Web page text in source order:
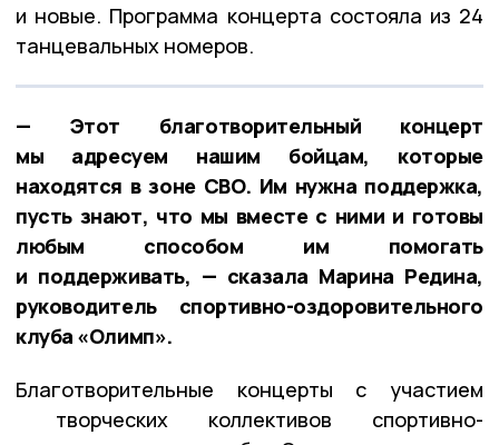
и новые. Программа концерта состояла из 24
танцевальных номеров.
— Этот благотворительный концерт
мы адресуем нашим бойцам, которые
находятся в зоне СВО. Им нужна поддержка,
пусть знают, что мы вместе с ними и готовы
любым способом им помогать
и поддерживать, — сказала Марина Редина,
руководитель спортивно-оздоровительного
клуба «Олимп».
Благотворительные концерты с участием
творческих коллективов спортивно-